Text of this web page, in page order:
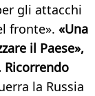
gli attacchi
fronte». «Una
il Paese»,
la Russia